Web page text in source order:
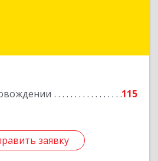
115
заявку
г. Гродно, ул. Мостовая,
заявку